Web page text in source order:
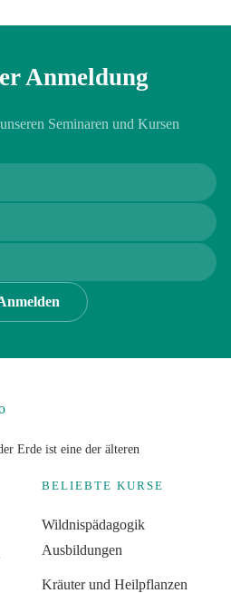
Anmeldung
Seminaren und Kursen
Erde ist eine der älteren
BELIEBTE KURSE
Wildnispädagogik
Ausbildungen
Kräuter und Heilpflanzen